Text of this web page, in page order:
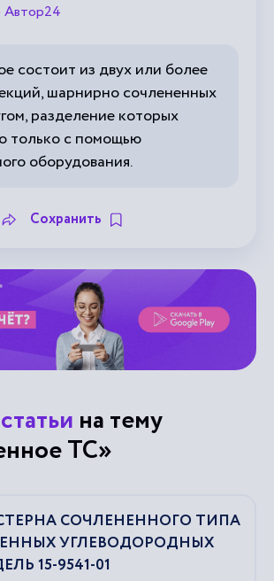
Автор24
состоит из двух или более
шарнирно сочлененных
разделение которых
только с помощью
оборудования.
Сохранить
на тему
ТС»
СОЧЛЕНЕННОГО ТИПА
УГЛЕВОДОРОДНЫХ
15-9541-01